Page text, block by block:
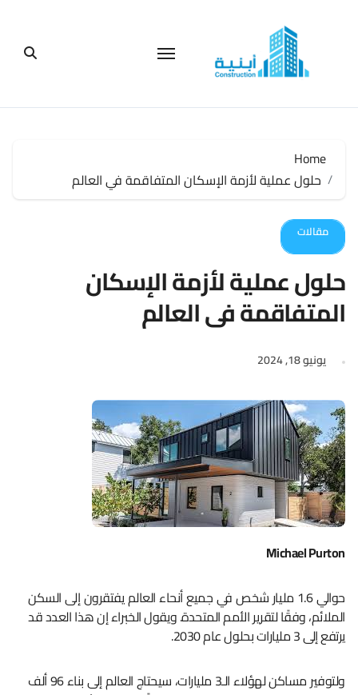
Home
حلول عملية لأزمة الإسكان المتفاقمة في العالم
مقالات
حلول عملية لأزمة الإسكان
المتفاقمة في العالم
يونيو 18, 2024
Michael Purton
حوالي 1.6 مليار شخص في جميع أنحاء العالم يفتقرون إلى السكن
الملائم، وفقًا لتقرير الأمم المتحدة. ويقول الخبراء إن هذا العدد قد
يرتفع إلى 3 مليارات بحلول عام 2030.
ولتوفير مساكن لهؤلاء الـ3 مليارات، سيحتاج العالم إلى بناء 96 ألف